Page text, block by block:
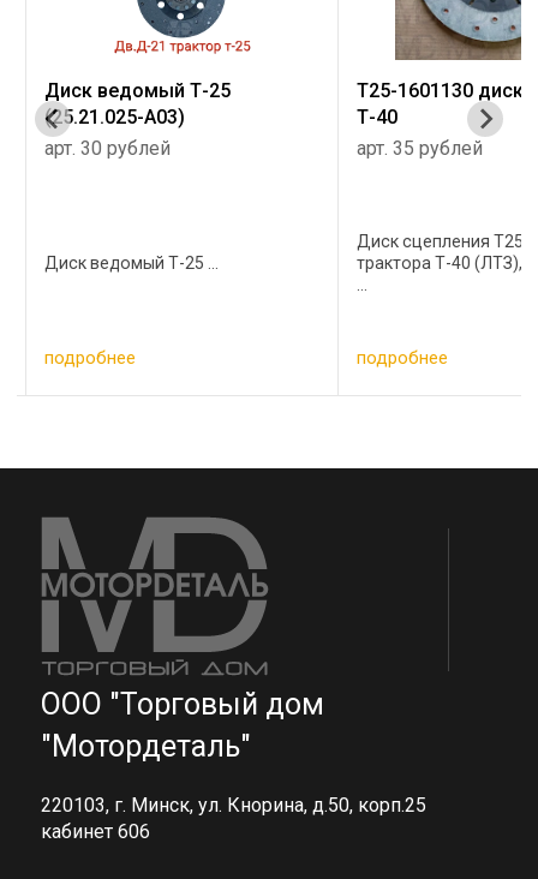
Диск ведомый Т-25
(25.21.025-А03)
арт. 30 рублей
Диск ведомый Т-25 ...
подробнее
Т25-1601130 диск
Т-40
арт. 35 рублей
Диск сцепления Т25-
трактора Т-40 (ЛТЗ),
подробнее
ООО "Торговый дом
"Мотордеталь"
220103, г. Минск, ул. Кнорина, д.50, корп.25
кабинет 606